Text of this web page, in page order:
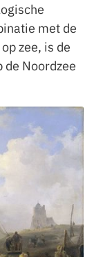
met de
zee, is de
de Noordzee